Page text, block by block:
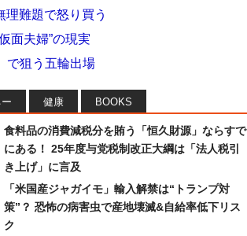
難題で怒り買う
面夫婦”の現実
で狙う五輪出場
健康 BOOKS
食料品の消費減税分を賄う「恒久財源」ならすで
にある！ 25年度与党税制改正大綱は「法人税引
き上げ」に言及
「米国産ジャガイモ」輸入解禁は“トランプ対
策”？ 恐怖の病害虫で産地壊滅&自給率低下リス
ク